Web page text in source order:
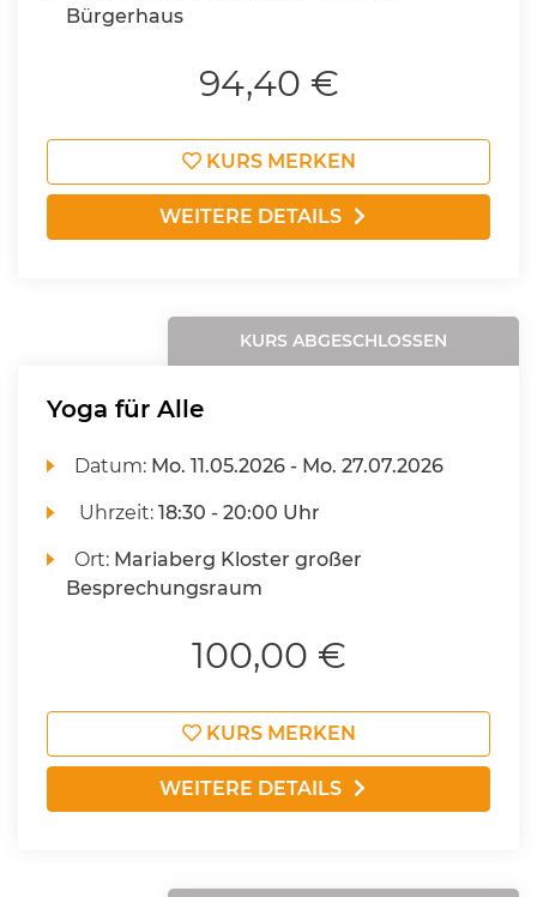
Bürgerhaus
94,40 €
KURS MERKEN
WEITERE DETAILS
KURS ABGESCHLOSSEN
Yoga für Alle
Datum: Mo. 11.05.2026 - Mo. 27.07.2026
Uhrzeit:18:30 - 20:00 Uhr
Ort: Mariaberg Kloster großer
Besprechungsraum
100,00 €
KURS MERKEN
WEITERE DETAILS